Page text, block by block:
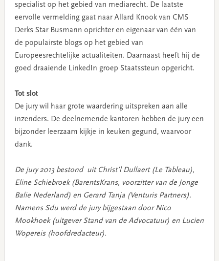
specialist op het gebied van mediarecht. De laatste
eervolle vermelding gaat naar Allard Knook van CMS
Derks Star Busmann oprichter en eigenaar van één van
de populairste blogs op het gebied van
Europeesrechtelijke actualiteiten. Daarnaast heeft hij de
goed draaiende LinkedIn groep Staatssteun opgericht.
Tot slot
De jury wil haar grote waardering uitspreken aan alle
inzenders. De deelnemende kantoren hebben de jury een
bijzonder leerzaam kijkje in keuken gegund, waarvoor
dank.
De jury 2013 bestond uit Christ’l Dullaert (Le Tableau),
Eline Schiebroek (BarentsKrans, voorzitter van de Jonge
Balie Nederland) en Gerard Tanja (Venturis Partners).
Namens Sdu werd de jury bijgestaan door Nico
Mookhoek (uitgever Stand van de Advocatuur) en Lucien
Wopereis (hoofdredacteur).